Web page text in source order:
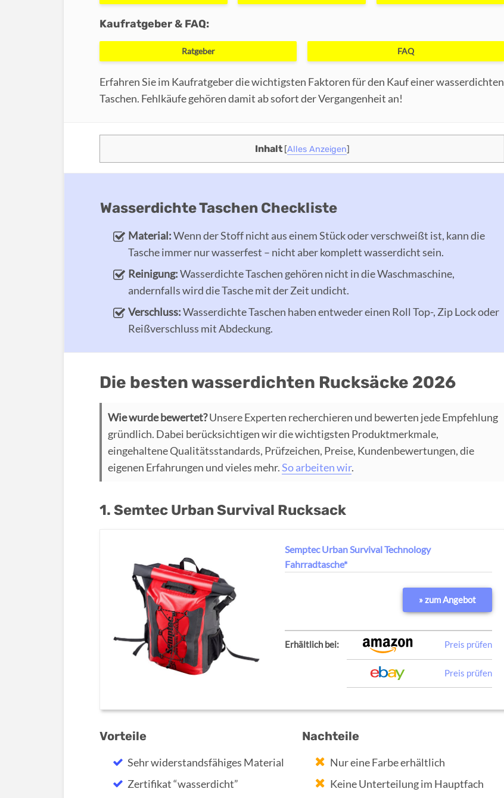
Kaufratgeber & FAQ:
Ratgeber FAQ
Erfahren Sie im Kaufratgeber die wichtigsten Faktoren für den Kauf einer wasserdichten
Taschen. Fehlkäufe gehören damit ab sofort der Vergangenheit an!
Inhalt [Alles Anzeigen]
Wasserdichte Taschen Checkliste
Material:Wenn der Stoff nicht aus einem Stück oder verschweißt ist, kann die
Tasche immer nur wasserfest – nicht aber komplett wasserdicht sein.
Reinigung:Wasserdichte Taschen gehören nicht in die Waschmaschine,
andernfalls wird die Tasche mit der Zeit undicht.
Verschluss:Wasserdichte Taschen haben entweder einen Roll Top-, Zip Lock oder
Reißverschluss mit Abdeckung.
Die besten wasserdichten Rucksäcke 2026
Wie wurde bewertet?Unsere Experten recherchieren und bewerten jede Empfehlung
gründlich. Dabei berücksichtigen wir die wichtigsten Produktmerkmale,
eingehaltene Qualitätsstandards, Prüfzeichen, Preise, Kundenbewertungen, die
eigenen Erfahrungen und vieles mehr.So arbeiten wir.
1. Semtec Urban Survival Rucksack
Semptec Urban Survival Technology
Fahrradtasche*
» zum Angebot
Erhältlich bei: Preis prüfen
Preis prüfen
Vorteile
Sehr widerstandsfähiges Material
Zertifikat “wasserdicht”
Nachteile
Nur eine Farbe erhältlich
Keine Unterteilung im Hauptfach